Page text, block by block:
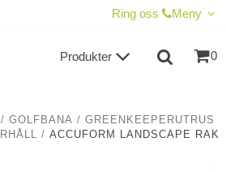
Ring oss Meny
0
Produkter
/ GOLFBANA / GREENKEEPERUTRUS
/ ACCUFORM LANDSCAPE RAK
TILL KASSAN